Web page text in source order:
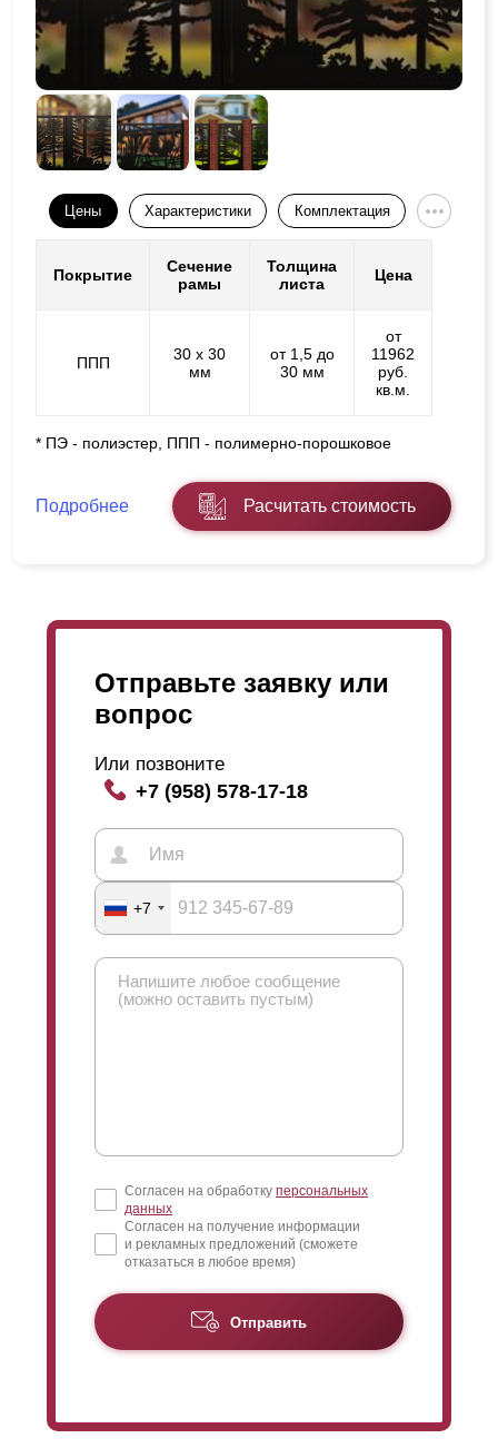
Цены Характеристики Комплектация
Покрытие
Сечение
рамы
Толщина
листа
Цена
ППП
30 х 30
мм
от 1,5 до
30 мм
от
11962
руб.
кв.м.
* ПЭ - полиэстер, ППП - полимерно-порошковое
Подробнее Расчитать стоимость
Отправьте заявку или
вопрос
Или позвоните
+7 (958) 578-17-18
+7
Согласен на обработку персональных
данных
Согласен на получение информации
и рекламных предложений (сможете
отказаться в любое время)
Отправить